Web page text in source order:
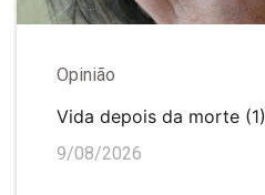
Opinião
Vida depois da morte (1)
9/08/2026